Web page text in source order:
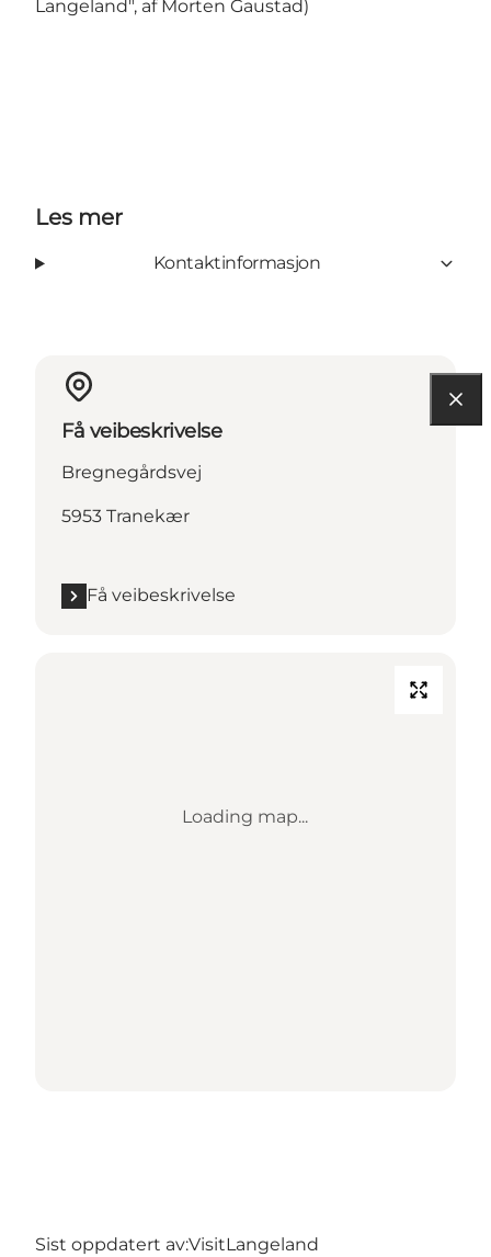
Langeland", af Morten Gaustad)
Les mer
Kontaktinformasjon
Få veibeskrivelse
Bregnegårdsvej
5953 Tranekær
Få veibeskrivelse
Loading map...
Sist oppdatert av:VisitLangeland